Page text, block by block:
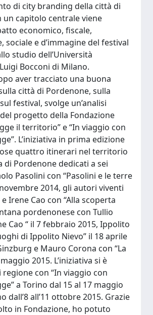
di city branding della città di
un capitolo centrale viene
economico, fiscale,
sociale e d’immagine del festival
studio dell’Università
Bocconi di Milano.
aver tracciato una buona
città di Pordenone, sulla
festival, svolge un’analisi
progetto della Fondazione
il territorio” e “In viaggio con
L’iniziativa in prima edizione
quattro itinerari nel territorio
di Pordenone dedicati a sei
Pasolini con “Pasolini e le terre
2014, gli autori viventi
Irene Cao con “Alla scoperta
pordenonese con Tullio
Cao “ il 7 febbraio 2015, Ippolito
di Ippolito Nievo” il 18 aprile
e Mauro Corona con “La
2015. L’iniziativa si è
con “In viaggio con
a Torino dal 15 al 17 maggio
dall’8 all’11 ottobre 2015. Grazie
in Fondazione, ho potuto